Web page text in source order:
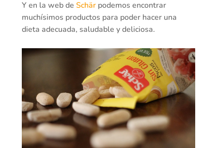
Y en la web de Schär podemos encontrar
muchísimos productos para poder hacer una
dieta adecuada, saludable y deliciosa.